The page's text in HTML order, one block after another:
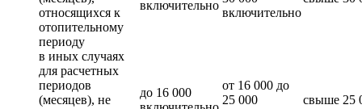
относящихся к
отопительному
периоду
включительно
включительно
в иных случаях
для расчетных
периодов
(месяцев), не
до 16 000
от 16 000 до
25 000
свыше 25